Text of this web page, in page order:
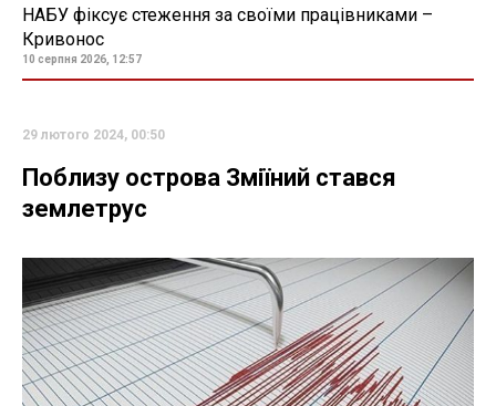
НАБУ фіксує стеження за своїми працівниками –
Кривонос
10 серпня 2026, 12:57
29 лютого 2024, 00:50
Поблизу острова Зміїний стався
землетрус